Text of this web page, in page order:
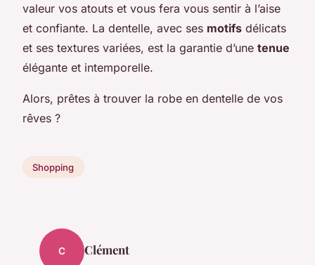
valeur vos atouts et vous fera vous sentir à l’aise
et confiante. La dentelle, avec ses motifs délicats
et ses textures variées, est la garantie d’une tenue
élégante et intemporelle.
Alors, prêtes à trouver la robe en dentelle de vos
rêves ?
Shopping
C Clément